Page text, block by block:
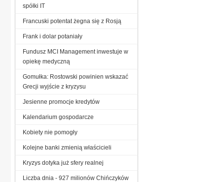
spółki IT
Francuski potentat żegna się z Rosją
Frank i dolar potaniały
Fundusz MCI Management inwestuje w
opiekę medyczną
Gomułka: Rostowski powinien wskazać
Grecji wyjście z kryzysu
Jesienne promocje kredytów
Kalendarium gospodarcze
Kobiety nie pomogły
Kolejne banki zmienią właścicieli
Kryzys dotyka już sfery realnej
Liczba dnia - 927 milionów Chińczyków